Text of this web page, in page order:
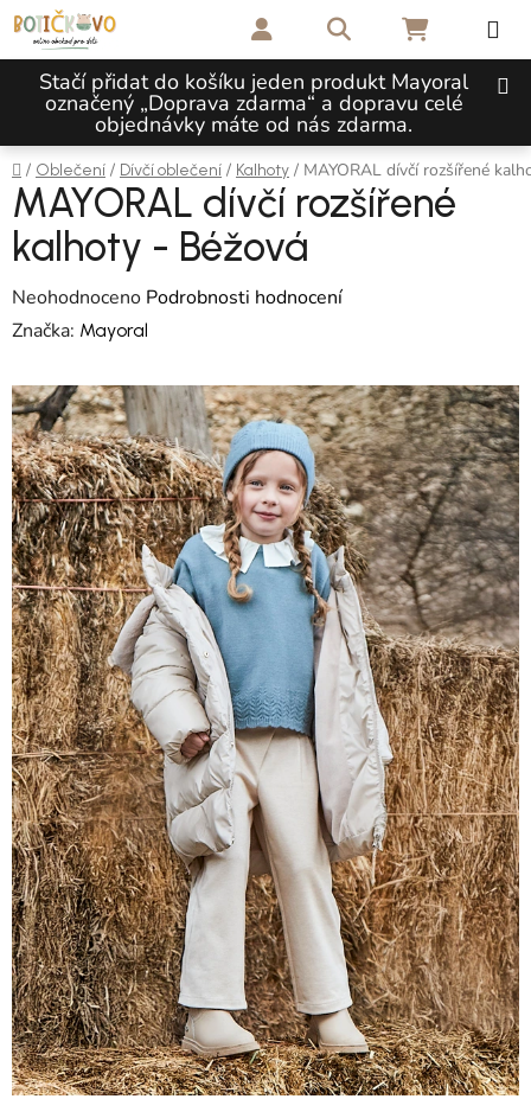
Přejít na obsah
Stačí přidat do košíku jeden produkt Mayoral
označený „Doprava zdarma“ a dopravu celé
objednávky máte od nás zdarma.
Hledat NÁKUPNÍ
Domů
/ Oblečení / Dívčí oblečení / Kalhoty / MAYORAL dívčí rozšířené
MAYORAL dívčí rozšířené
kalhoty - Béžová
Průměrné hodnocení produktu je 0,0 z 5 hvězdiček.
Neohodnoceno Podrobnosti hodnocení
Značka: Mayoral